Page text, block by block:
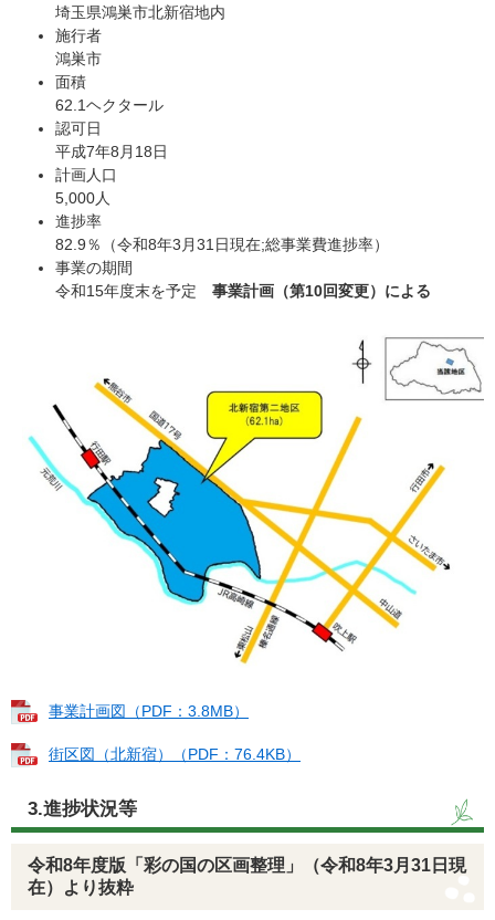
埼玉県鴻巣市北新宿地内
施行者
鴻巣市
面積
62.1ヘクタール
認可日
平成7年8月18日
計画人口
5,000人
進捗率
82.9％（令和8年3月31日現在;総事業費進捗率）
事業の期間
令和15年度末を予定 事業計画（第10回変更）による
事業計画図（PDF：3.8MB）
街区図（北新宿）（PDF：76.4KB）
3.進捗状況等
令和8年度版「彩の国の区画整理」（令和8年3月31日現
在）より抜粋